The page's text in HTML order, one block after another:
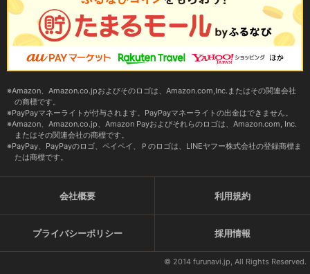
Amazon、Amazon.co.jpおよびそのロゴは、Amazon.com,Inc.またはその関連会社
の商標です。
PayPayマネーライトが付与されます。PayPayマネーライトの出金はできません。
Amazon、Amazon.co.jp、Amazon Payおよびそれらのロゴは、Amazon.com, Inc.
またはその関連会社の商標です。
PayPay、PayPayのロゴ、ペイペイ、Ｐのロゴは、LINEヤフー株式会社の登録商標ま
たは商標です。
会社概要 利用規約
プライバシーポリシー 採用情報
© 2014 furunavi.jp, All Rights Reserved.